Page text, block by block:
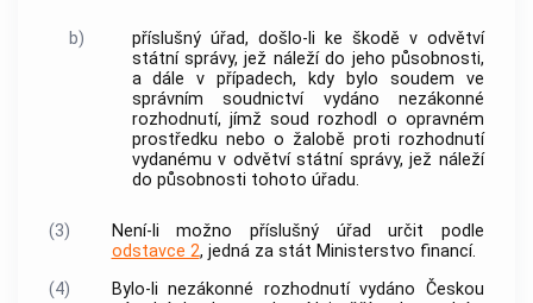
b)
příslušný úřad, došlo-li ke škodě v odvětví
státní správy, jež náleží do jeho působnosti,
a dále v případech, kdy bylo soudem ve
správním soudnictví vydáno nezákonné
rozhodnutí, jímž soud rozhodl o opravném
prostředku nebo o žalobě proti rozhodnutí
vydanému v odvětví státní správy, jež náleží
do působnosti tohoto úřadu.
(3)
Není-li možno příslušný úřad určit podle
odstavce 2, jedná za stát Ministerstvo financí.
(4)
Bylo-li nezákonné rozhodnutí vydáno Českou